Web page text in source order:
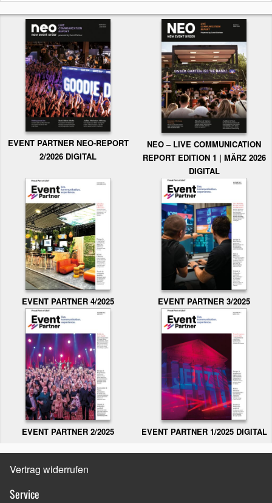
EVENT PARTNER NEO-REPORT
2/2026 DIGITAL
NEO – LIVE COMMUNICATION
REPORT EDITION 1 | MÄRZ 2026
DIGITAL
EVENT PARTNER 4/2025 EVENT PARTNER 3/2025
EVENT PARTNER 2/2025 EVENT PARTNER 1/2025 DIGITAL
Vertrag widerrufen
Service